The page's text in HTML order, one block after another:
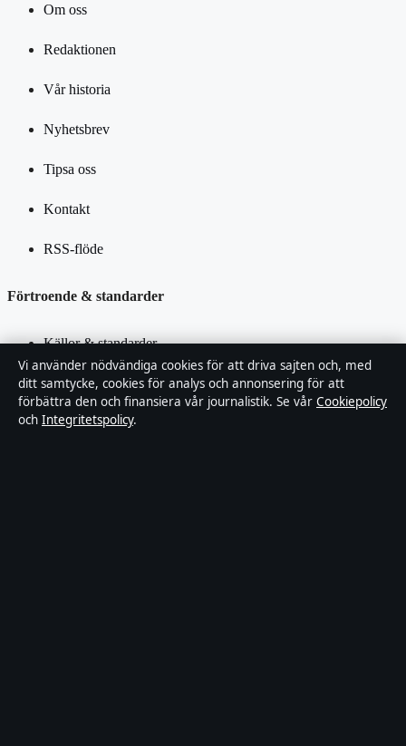
Om oss
Redaktionen
Vår historia
Nyhetsbrev
Tipsa oss
Kontakt
RSS-flöde
Förtroende & standarder
Källor & standarder
Redaktionell policy
Rättelsepolicy
Vi använder nödvändiga cookies för att driva sajten och, med
ditt samtycke, cookies för analys och annonsering för att
förbättra den och finansiera vår journalistik. Se vår Cookiepolicy
och Integritetspolicy.